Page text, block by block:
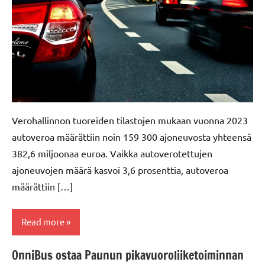
Verohallinnon tuoreiden tilastojen mukaan vuonna 2023
autoveroa määrättiin noin 159 300 ajoneuvosta yhteensä
382,6 miljoonaa euroa. Vaikka autoverotettujen
ajoneuvojen määrä kasvoi 3,6 prosenttia, autoveroa
määrättiin […]
Read more
Autoverotus
OnniBus ostaa Paunun pikavuoroliiketoiminnan